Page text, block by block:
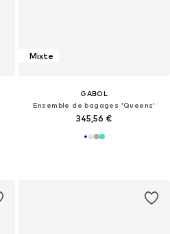
Mixte
GABOL
Ensemble de bagages 'Queens'
345,56 €